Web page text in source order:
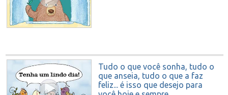
Tudo o que você sonha, tudo o
que anseia, tudo o que a faz
feliz... é isso que desejo para